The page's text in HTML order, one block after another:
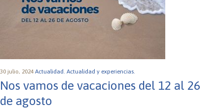
30 julio, 2024 Actualidad. Actualidad y experiencias.
Nos vamos de vacaciones del 12 al 26
de agosto